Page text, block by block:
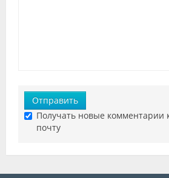
Отправить
Получать новые комментарии
почту